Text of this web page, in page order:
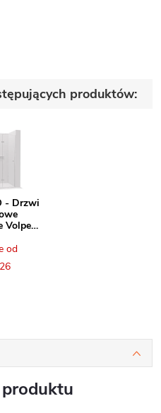
produktów:
- Drzwi
Volpe
-
od